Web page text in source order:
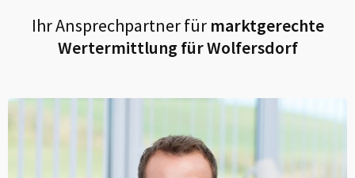
Ihr Ansprechpartner fürmarktgerechte
Wertermittlung fürWolfersdorf